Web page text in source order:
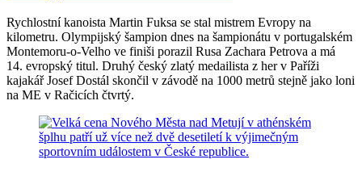
Rychlostní kanoista Martin Fuksa se stal mistrem Evropy na
kilometru. Olympijský šampion dnes na šampionátu v portugalském
Montemoru-o-Velho ve finiši porazil Rusa Zachara Petrova a má
14. evropský titul. Druhý český zlatý medailista z her v Paříži
kajakář Josef Dostál skončil v závodě na 1000 metrů stejně jako loni
na ME v Račicích čtvrtý.